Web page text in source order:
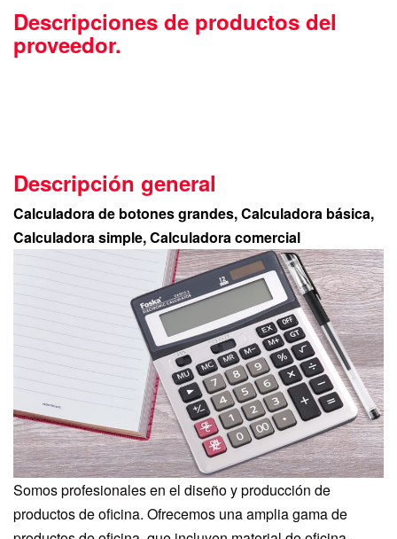
Descripciones de productos del
proveedor.
Descripción general
Calculadora de botones grandes, Calculadora básica,
Calculadora simple, Calculadora comercial
Somos profesionales en el diseño y producción de
productos de oficina. Ofrecemos una amplia gama de